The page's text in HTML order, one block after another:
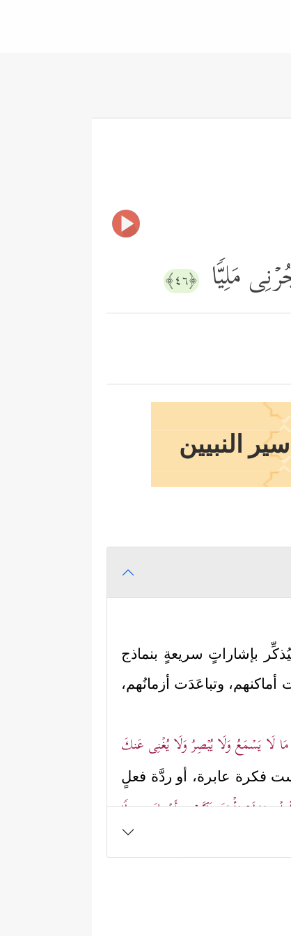
مَلِیࣰّا ﴿٤٦﴾
النبيين
بإشاراتٍ سريعةٍ بنماذج
أماكنهم، وتباعَدَت أزمانُهم،
لَا یَسۡمَعُ وَلَا یُبۡصِرُ وَلَا یُغۡنِی عَنكَ
فكرة عابرة، أو ردَّة فعلٍ
مَا لَمۡ یَأۡتِكَ فَٱتَّبِعۡنِیۤ أَهۡدِكَ صِرَ ٰ⁠طࣰا
يعلم كم كان بين المرة